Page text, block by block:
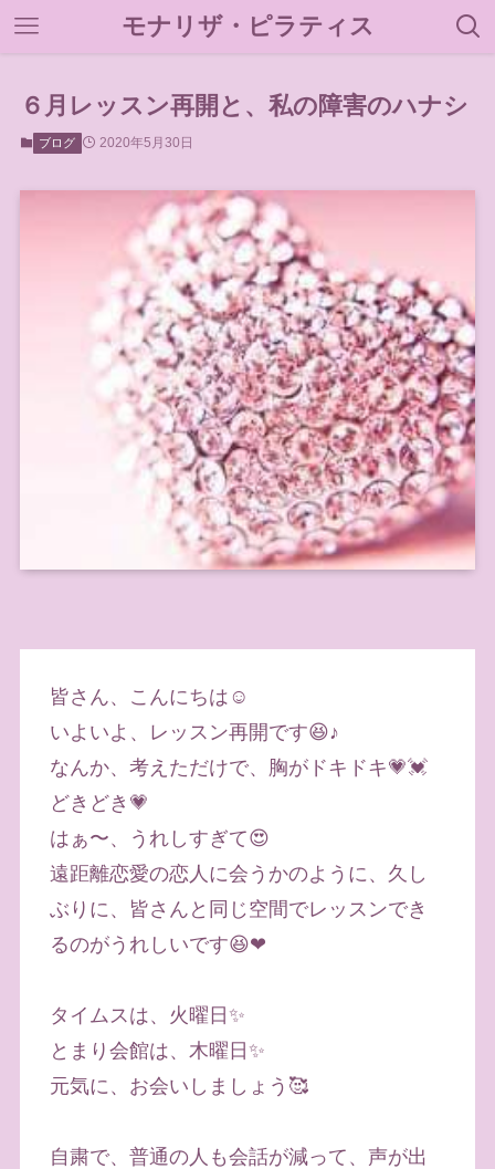
モナリザ・ピラティス
６月レッスン再開と、私の障害のハナシ
ブログ 2020年5月30日
皆さん、こんにちは☺️
いよいよ、レッスン再開です😆♪
なんか、考えただけで、胸がドキドキ💗💓
どきどき💗
はぁ〜、うれしすぎて😍
遠距離恋愛の恋人に会うかのように、久し
ぶりに、皆さんと同じ空間でレッスンでき
るのがうれしいです😆❤
タイムスは、火曜日✨
とまり会館は、木曜日✨
元気に、お会いしましょう🥰
自粛で、普通の人も会話が減って、声が出